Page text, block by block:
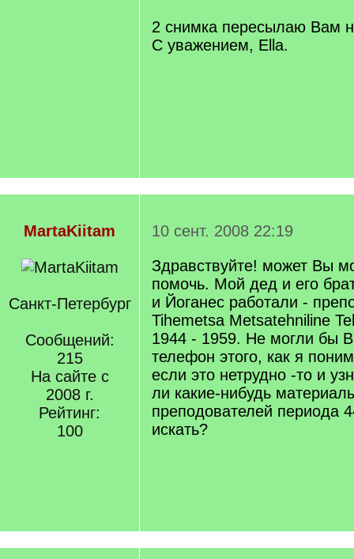
2 снимка пересылаю Вам
С уважением, Ella.
MartaKiitam
Санкт-Петербург
Сообщений:
215
На сайте с
2008 г.
Рейтинг:
100
10 сент. 2008 22:19
Здравствуйте! может Вы
помочь. Мой дед и его
и Йоганес работали -
Tihemetsa Metsatehniline
1944 - 1959. Не могли бы
телефон этого, как я
если это нетрудно -то и
ли какие-нибудь
преподователей периода
искать?